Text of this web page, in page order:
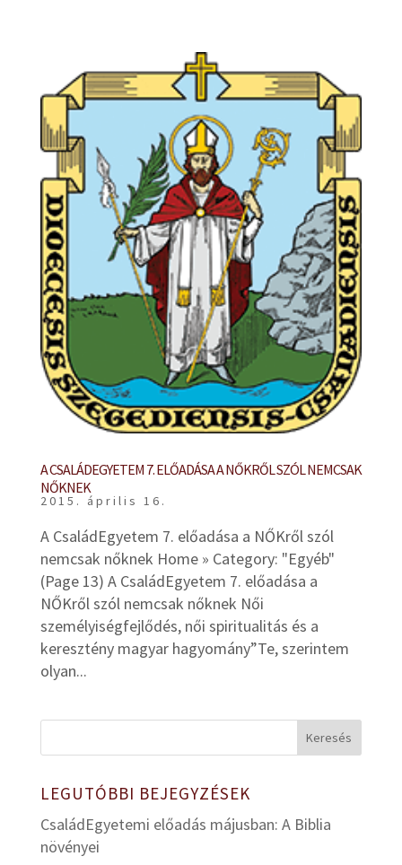
A CSALÁDEGYETEM 7. ELŐADÁSA A NŐKRŐL SZÓL NEMCSAK
NŐKNEK
2015. április 16.
A CsaládEgyetem 7. előadása a NŐKről szól
nemcsak nőknek Home » Category: "Egyéb"
(Page 13) A CsaládEgyetem 7. előadása a
NŐKről szól nemcsak nőknek Női
személyiségfejlődés, női spiritualitás és a
keresztény magyar hagyomány”Te, szerintem
olyan...
LEGUTÓBBI BEJEGYZÉSEK
CsaládEgyetemi előadás májusban: A Biblia
növényei